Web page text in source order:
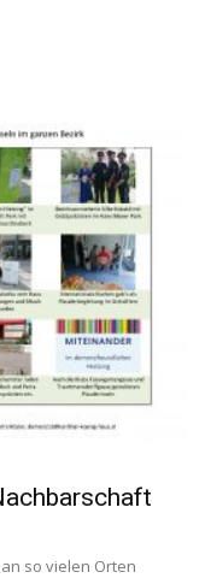
so vielen Orten